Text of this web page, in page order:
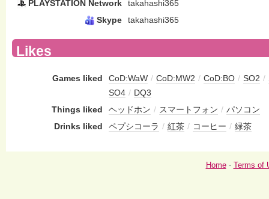
PLAYSTATION Network
takahashi365
Skype
takahashi365
Likes
Games liked CoD:WaW / CoD:MW2 / CoD:BO / SO2 /
SO4 / DQ3
Things liked
ヘッドホン / スマートフォン / パソコン
Drinks liked
ペプシコーラ / 紅茶 / コーヒー / 緑茶
Home- Terms of